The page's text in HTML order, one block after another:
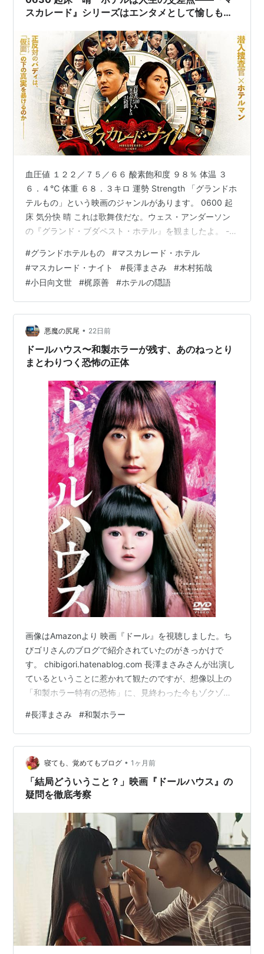
スカレード』シリーズはエンタメとして愉しも
血圧値 １２２／７５／６６ 酸素飽和度 ９８％ 体温 ３
６．４℃ 体重 ６８．３キロ 運勢 Strength 「グランドホ
テルもの」という映画のジャンルがあります。 0600 起
床 気分快 晴 これは歌舞伎だな。ウェス・アンダーソン
の『グランド・ブダペスト・ホテル』を観ましたよ。 -
ループのＳＦ的ライト・コメディ。『君の名は。』の対
極にあるような『リバー、流れないでよ 』も良いね。 -
にこたろう読書室の日乗 ホテルを舞台に、立場も境遇も
異なる人々が偶然出会い、それぞれの人生が交差して事
件やドラマが生まれる作品群です。 名前の由来は…
#グランドホテルもの #マスカレード・ホテル
#マスカレード・ナイト #長澤まさみ #木村拓哉
#小日向文世 #梶原善 #ホテルの隠語
悪魔の尻尾 • 22日前
ドールハウス〜和製ホラーが残す、あのねっとり
まとわりつく恐怖の正体
画像はAmazonより 映画『ドール』を視聴しました。ち
びゴリさんのブログで紹介されていたのがきっかけで
す。 chibigori.hatenablog.com 長澤まさみさんが出演し
ているということに惹かれて観たのですが、想像以上の
「和製ホラー特有の恐怖」に、見終わった今もゾクゾク
すので、一言で言えば「怖さを見せつけるためだけ」の
映画かもしれません。散りばめられた謎がすっきりと解
決しないまま迎えるエンディングは、なんとも言えない
不気味さを残します。しかし、この「未解決のまま日常
に恐怖を放り出す」という理不尽さこそが、まさにJホラ
ーの真骨頂なの…
#長澤まさみ #和製ホラー
寝ても、覚めてもブログ • 1ヶ月前
「結局どういうこと？」映画『ドールハウス』の
疑問を徹底考察